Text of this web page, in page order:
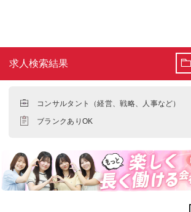
求人検索結果
コンサルタント（経営、戦略、人事など）
ブランクありOK